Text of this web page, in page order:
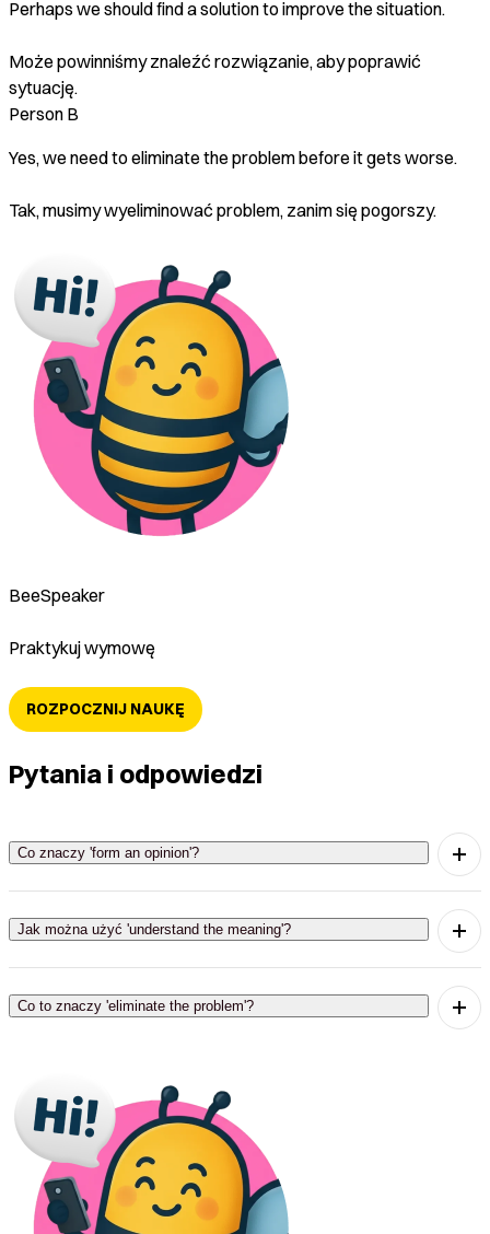
Perhaps we should find a solution to improve the situation.
Może powinniśmy znaleźć rozwiązanie, aby poprawić
sytuację.
Person B
Yes, we need to eliminate the problem before it gets worse.
Tak, musimy wyeliminować problem, zanim się pogorszy.
BeeSpeaker
Praktykuj wymowę
ROZPOCZNIJ NAUKĘ
Pytania i odpowiedzi
Co znaczy 'form an opinion'?
To oznacza wyrobić sobie opinię na jakiś temat.
Jak można użyć 'understand the meaning'?
Możesz użyć tego wyrażenia, gdy chcesz
zrozumieć, co coś znaczy.
Co to znaczy 'eliminate the problem'?